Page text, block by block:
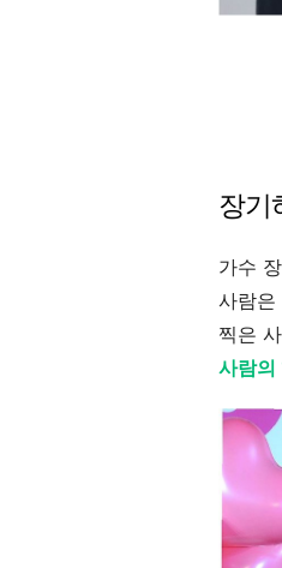
장기
가수
사람은
찍은
사람의